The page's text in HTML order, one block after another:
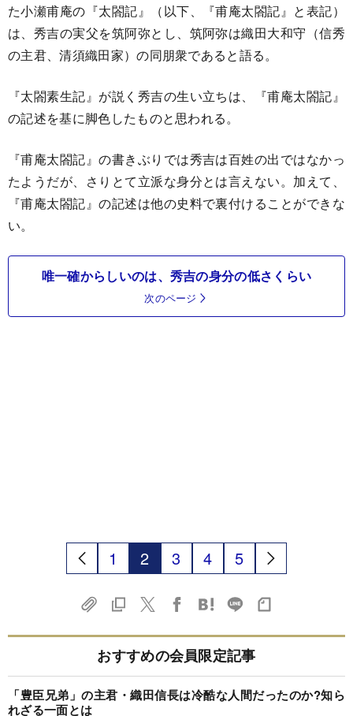
た小瀬甫庵の『太閤記』（以下、『甫庵太閤記』と表記）
は、秀吉の実父を筑阿弥とし、筑阿弥は織田大和守（信秀
の主君、清須織田家）の同朋衆であると語る。
『太閤素生記』が説く秀吉の生い立ちは、『甫庵太閤記』
の記述を基に脚色したものと思われる。
『甫庵太閤記』の書きぶりでは秀吉は百姓の出ではなかっ
たようだが、さりとて立派な身分とは言えない。加えて、
『甫庵太閤記』の記述は他の史料で裏付けることができな
い。
唯一確からしいのは、秀吉の身分の低さくらい
次のページ
1 2 3 4 5
おすすめの会員限定記事
「豊臣兄弟」の主君・織田信長は冷酷な人間だったのか?知ら
れざる一面とは